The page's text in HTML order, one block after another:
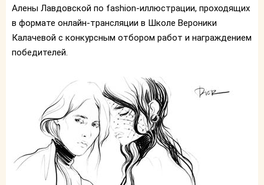
Алены Лавдовской по fashion-иллюстрации, проходящих
в формате онлайн-трансляции в Школе Вероники
Калачевой с конкурсным отбором работ и награждением
победителей.